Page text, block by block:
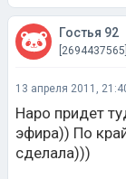
Гостья 92
[2694437565]
13 апреля 2011,
Наро придет
эфира)) По
сделала)))